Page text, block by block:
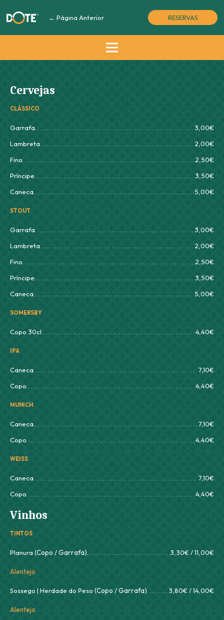
← Página Anterior RESERVAS
Cervejas
CLÁSSICO
Garrafa
3,00€
Lambreta
2,00€
Fino
2,50€
Príncipe
3,50€
Caneca
5,00€
STOUT
Garrafa
3,00€
Lambreta
2,00€
Fino
2,50€
Príncipe
3,50€
Caneca
5,00€
SOMERSBY
Copo 30cl 4,40€
IPA
Caneca
7,10€
Copo
4,40€
MUNICH
Caneca
7,10€
Copo
4,40€
WEISS
Caneca
7,10€
Copo
4,40€
Vinhos
TINTOS
Planura (Copo / Garrafa) 3,30€ / 11,00€
Alentejo
Sossego | Herdade do Peso (Copo / Garrafa) 3,80€ / 14,00€
Alentejo